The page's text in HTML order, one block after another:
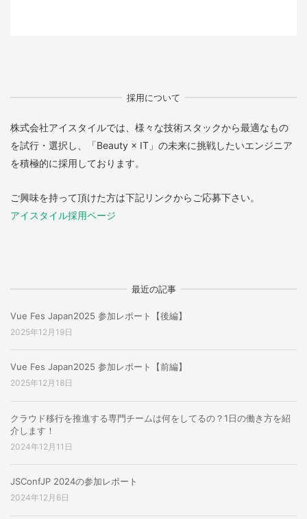
採用について
株式会社アイスタイルでは、様々な技術スタックから最適なもの
を試行・選択し、「Beauty × IT」の未来に挑戦したいエンジニア
を積極的に採用しております。
ご興味を持って頂けた方は下記リンクからご応募下さい。
アイスタイル採用ページ
最近の記事
Vue Fes Japan2025 参加レポート【後編】
2025年12月19日
Vue Fes Japan2025 参加レポート【前編】
2025年12月18日
クラウド移行を推進する専門チームは何をしてるの？1日の働き方を紹
介します！
2024年12月11日
JSConfJP 2024の参加レポート
2024年12月6日